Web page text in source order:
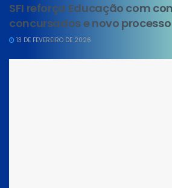
SFI reforça Educação com
concursados e novo
13 DE FEVEREIRO DE 2026